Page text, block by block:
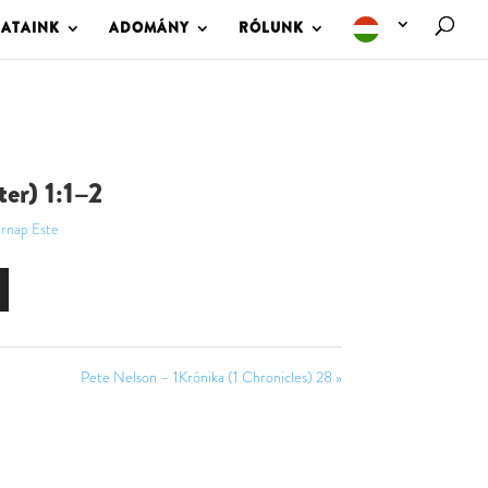
ADOMÁNY RÓLUNK
1:1–2
Este
Pete Nelson – 1Krónika (1 Chronicles) 28 »